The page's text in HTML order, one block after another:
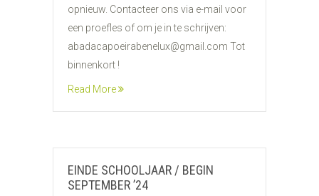
opnieuw. Contacteer ons via e-mail voor
een proefles of om je in te schrijven:
abadacapoeirabenelux@gmail.com Tot
binnenkort !
Read More
EINDE SCHOOLJAAR / BEGIN
SEPTEMBER ’24